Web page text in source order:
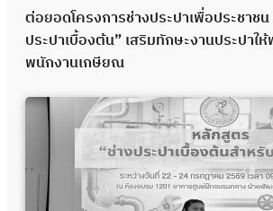
ต่อยอดโครงการช่างประปาเพื่อประชาช
ประปาเบื้องต้น” เสริมทักษะงานประปาใ
พนักงานเกษียณ